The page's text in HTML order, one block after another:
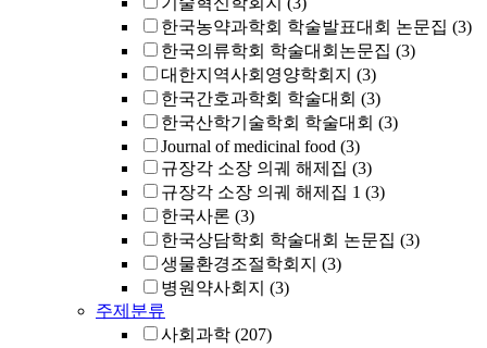
한국농약과학회 학술발표대회 논문집 (3)
한국의류학회 학술대회논문집 (3)
대한지역사회영양학회지 (3)
한국간호과학회 학술대회 (3)
한국산학기술학회 학술대회 (3)
Journal of medicinal food (3)
규장각 소장 의궤 해제집 (3)
규장각 소장 의궤 해제집 1 (3)
한국사론 (3)
한국상담학회 학술대회 논문집 (3)
생물환경조절학회지 (3)
병원약사회지 (3)
주제분류
사회과학 (207)